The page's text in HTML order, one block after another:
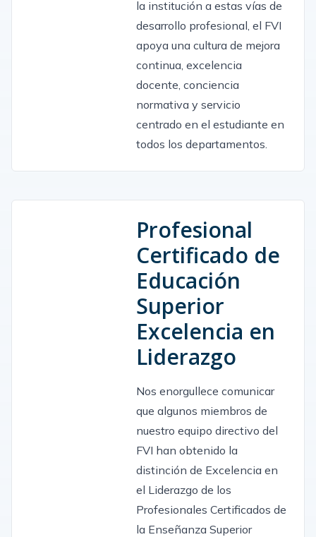
la institución a estas vías de
desarrollo profesional, el FVI
apoya una cultura de mejora
continua, excelencia
docente, conciencia
normativa y servicio
centrado en el estudiante en
todos los departamentos.
Profesional
Certificado de
Educación
Superior
Excelencia en
Liderazgo
Nos enorgullece comunicar
que algunos miembros de
nuestro equipo directivo del
FVI han obtenido la
distinción de Excelencia en
el Liderazgo de los
Profesionales Certificados de
la Enseñanza Superior